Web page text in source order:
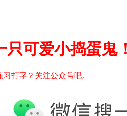
只可爱小捣蛋鬼！
习打字？关注公众号吧。